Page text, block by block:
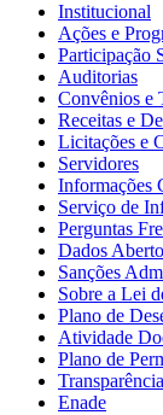
Institucional
Ações e
Participação
Auditorias
Convênios e
Receitas e
Licitações e
Servidores
Informações
Serviço de
Perguntas
Dados
Sanções
Sobre a Lei
Plano de
Atividade
Plano de
Enade